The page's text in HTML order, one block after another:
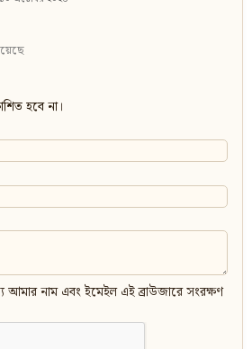
হবে না।
আমার নাম এবং ইমেইল এই ব্রাউজারে সংরক্ষণ